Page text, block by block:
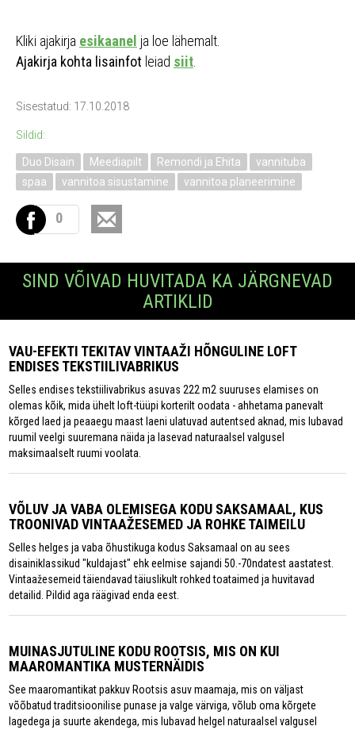
Kliki ajakirja esikaanel ja loe lähemalt.
Ajakirja kohta lisainfot leiad siit
Sisestatud: 17.10.2018
Sildid:
Duo Disain Meediapilt Remondi ja Ehita
vannituba
spaa
vannitoa sisustamine vannitoa planeerimine
0
SIND VÕIVAD HUVITADA KA JÄRGNEVAD
ARTIKLID
VAU-EFEKTI TEKITAV VINTAAŽI HÕNGULINE LOFT
ENDISES TEKSTIILIVABRIKUS
Selles endises tekstiilivabrikus asuvas 222 m2 suuruses elamises on
olemas kõik, mida ühelt loft-tüüpi korterilt oodata - ahhetama panevalt
kõrged laed ja peaaegu maast laeni ulatuvad autentsed aknad, mis lubavad
ruumil veelgi suuremana näida ja lasevad naturaalsel valgusel
maksimaalselt ruumi voolata.
VÕLUV JA VABA OLEMISEGA KODU SAKSAMAAL, KUS
TROONIVAD VINTAAŽESEMED JA ROHKE TAIMEILU
Selles helges ja vaba õhustikuga kodus Saksamaal on au sees
disainiklassikud "kuldajast" ehk eelmise sajandi 50.-70ndatest aastatest.
Vintaažesemeid täiendavad täiuslikult rohked toataimed ja huvitavad
detailid. Pildid aga räägivad enda eest.
MUINASJUTULINE KODU ROOTSIS, MIS ON KUI
MAAROMANTIKA MUSTERNÄIDIS
See maaromantikat pakkuv Rootsis asuv maamaja, mis on väljast
võõbatud traditsioonilise punase ja valge värviga, võlub oma kõrgete
lagedega ja suurte akendega, mis lubavad helgel naturaalsel valgusel